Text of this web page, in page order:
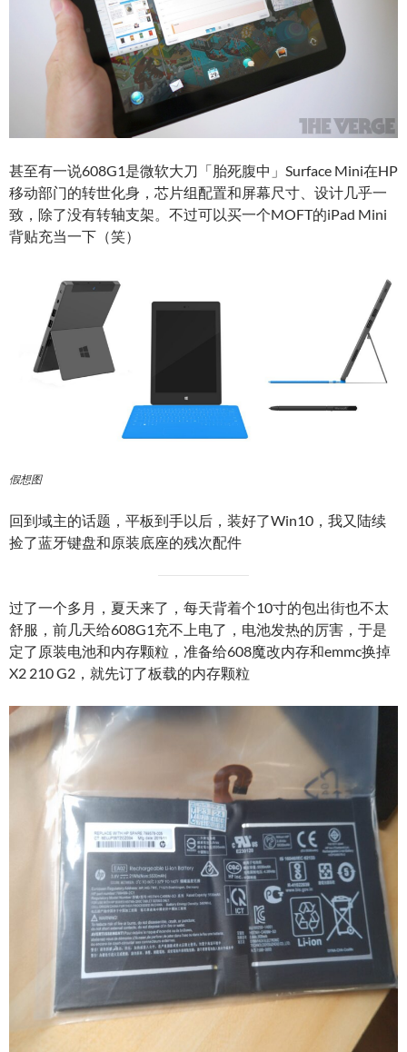
甚至有一说608G1是微软大刀「胎死腹中」Surface Mini在HP
移动部门的转世化身，芯片组配置和屏幕尺寸、设计几乎一
致，除了没有转轴支架。不过可以买一个MOFT的iPad Mini
背贴充当一下（笑）
假想图
回到域主的话题，平板到手以后，装好了Win10，我又陆续
捡了蓝牙键盘和原装底座的残次配件
过了一个多月，夏天来了，每天背着个10寸的包出街也不太
舒服，前几天给608G1充不上电了，电池发热的厉害，于是
定了原装电池和内存颗粒，准备给608魔改内存和emmc换掉
X2 210 G2，就先订了板载的内存颗粒